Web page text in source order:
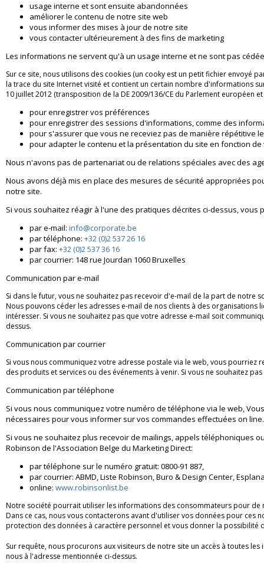
usage interne et sont ensuite abandonnées
améliorer le contenu de notre site web
vous informer des mises à jour de notre site
vous contacter ultérieurement à des fins de marketing
Les informations ne servent qu'à un usage interne et ne sont pas
Sur ce site, nous utilisons des cookies (un cooky est un petit fichier envoyé
la trace du site Internet visité et contient un certain nombre d'informations
10 juillet 2012 (transposition de la DE 2009/136/CE du Parlement européen
pour enregistrer vos préférences
pour enregistrer des sessions d'informations, comme des
pour s'assurer que vous ne receviez pas de manière répétitive
pour adapter le contenu et la présentation du site en fonction
Nous n'avons pas de partenariat ou de relations spéciales avec des
Nous avons déjà mis en place des mesures de sécurité appropriées
notre site.
Si vous souhaitez réagir à l'une des pratiques décrites ci-dessus, vous
par e-mail: info@corporate.be
par téléphone: +32 (0)2 537 26 16
par fax: +32 (0)2 537 36 16
par courrier: 148 rue Jourdan 1060 Bruxelles
Communication par e-mail
Si dans le futur, vous ne souhaitez pas recevoir d'e-mail de la part de notre
Nous pouvons céder les adresses e-mail de nos clients à des
intéresser. Si vous ne souhaitez pas que votre adresse e-mail soit
dessus.
Communication par courrier
Si vous nous communiquez votre adresse postale via le web, vous
desproduits et services ou des événements à venir. Si vous ne souhaitez
Communication par téléphone
Si vous nous communiquez votre numéro de téléphone via le web,
nécessaires pour vous informer sur vos commandes effectuées on line.
Si vous ne souhaitez plus recevoir de mailings, appels téléphoniques
Robinson de l'Association Belge du Marketing Direct:
par téléphone sur le numéro gratuit: 0800-91 887,
par courrier: ABMD, Liste Robinson, Buro & Design Center,
online: www.robinsonlist.be
Notre société pourrait utiliser les informations des consommateurs pour
Dans ce cas, nous vous contacterons avant d'utiliser vos données pour ces
protection des données à caractère personnel et vous donner la possibilité
Sur requête, nous procurons aux visiteurs de notre site un accès à toutes
nous à l'adresse mentionnée ci-dessus.